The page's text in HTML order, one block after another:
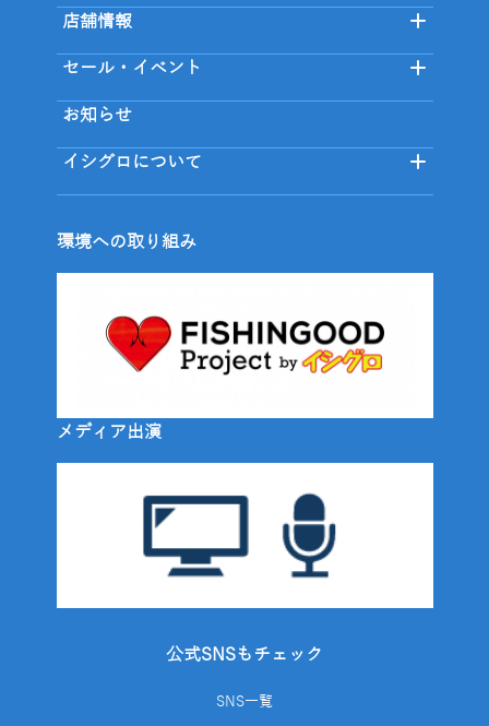
店舗情報
セール・イベント
お知らせ
イシグロについて
環境への取り組み
メディア出演
公式SNSもチェック
SNS一覧